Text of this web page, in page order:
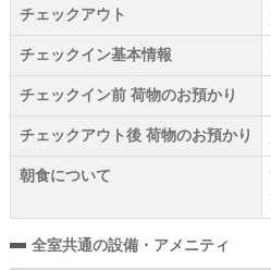
チェックアウト
チェックイン基本情報
チェックイン前 荷物のお預かり
チェックアウト後 荷物のお預かり
朝食について
全室共通の設備・アメニティ